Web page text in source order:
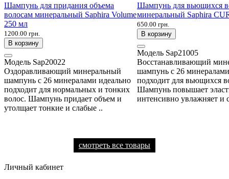
Шампунь для придания объема
волосам минеральный Saphira Volume
250 мл
1200.00 грн.
В корзину
Модель Sap20022
Оздоравливающий минеральный
шампунь с 26 минералами идеально
подходит для нормальных и тонких
волос. Шампунь придает объем и
утолщает тонкие и слабые ..
Шампунь для вьющихся
минеральный Saphira
650.00 грн.
В корзину
Модель Sap21005
Восстанавливающий
шампунь с 26
подходит для вьющихся
Шампунь повышает
интенсивно увлажняет и
смотреть все товары
Личный кабинет